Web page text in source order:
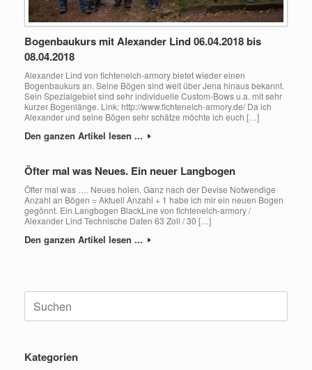
Bogenbaukurs mit Alexander Lind 06.04.2018 bis
08.04.2018
Alexander Lind von fichtenelch-armory bietet wieder einen
Bogenbaukurs an. Seine Bögen sind weit über Jena hinaus bekannt.
Sein Spezialgebiet sind sehr individuelle Custom-Bows u.a. mit sehr
kurzer Bogenlänge. Link: http://www.fichtenelch-armory.de/ Da ich
Alexander und seine Bögen sehr schätze möchte ich euch […]
Den ganzen Artikel lesen ...
Öfter mal was Neues. Ein neuer Langbogen
Öfter mal was …. Neues holen. Ganz nach der Devise Notwendige
Anzahl an Bögen = Aktuell Anzahl + 1 habe ich mir ein neuen Bogen
gegönnt. Ein Langbogen BlackLine von fichtenelch-armory /
Alexander Lind Technische Daten 63 Zoll / 30 […]
Den ganzen Artikel lesen ...
Suche
nach:
Kategorien